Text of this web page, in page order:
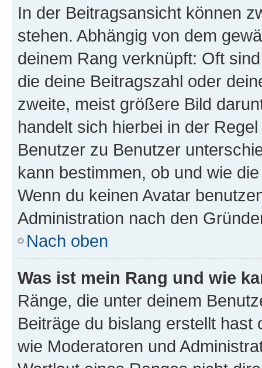
In der Beitragsansicht können
stehen. Abhängig von dem
deinem Rang verknüpft: Oft
die deine Beitragszahl oder
zweite, meist größere Bild
handelt sich hierbei in der
Benutzer zu Benutzer
kann bestimmen, ob und wie
Wenn du keinen Avatar
Administration nach den
Nach oben
Was ist mein Rang und wie
Ränge, die unter deinem
Beiträge du bislang erstellt
wie Moderatoren und